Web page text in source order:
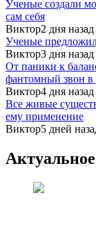
Ученые создали
сам себя
Виктор2 дня назад
Ученые
Виктор3 дня назад
От паники к
фантомный звон
Виктор4 дня назад
Все живые
ему применение
Виктор5 дней
Актуальное